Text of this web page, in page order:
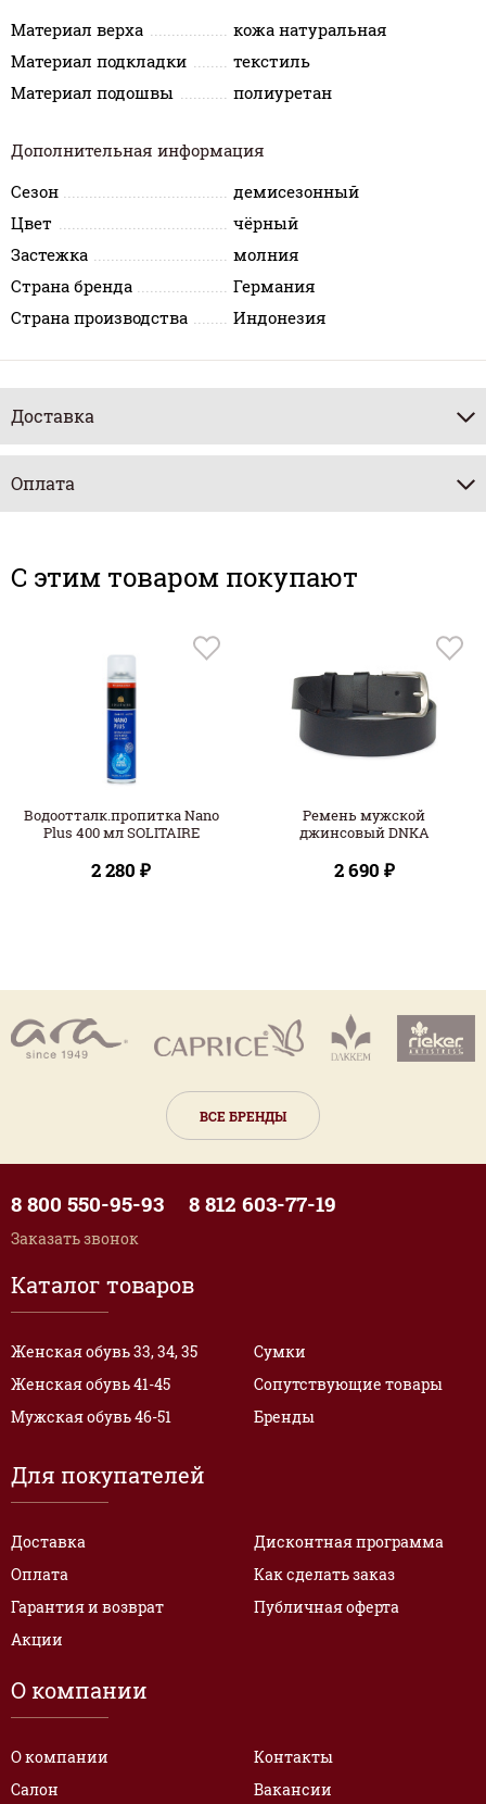
Материал верха
кожа натуральная
Материал подкладки
текстиль
Материал подошвы
полиуретан
Дополнительная информация
Сезон
демисезонный
Цвет
чёрный
Застежка
молния
Страна бренда
Германия
Страна производства
Индонезия
Доставка
Оплата
C этим товаром покупают
Водоотталк.пропитка Nano
Plus 400 мл SOLITAIRE
2 280 ₽
Ремень мужской
джинсовый DNKA
2 690 ₽
ВСЕ БРЕНДЫ
Каталог товаров
Женская обувь 33, 34, 35
Женская обувь 41-45
Мужская обувь 46-51
Сумки
Сопутствующие товары
Бренды
Для покупателей
Доставка
Оплата
Гарантия и возврат
Акции
Дисконтная программа
Как сделать заказ
Публичная оферта
О компании
О компании
Салон
Контакты
Вакансии
8 800 550-95-93 8 812 603-77-19
Заказать звонок